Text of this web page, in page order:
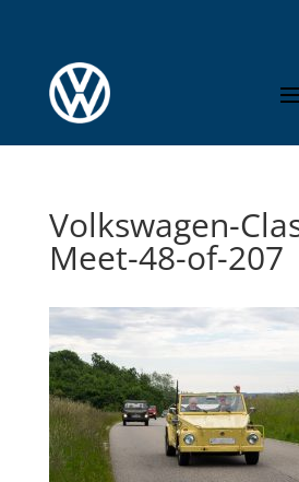
Volkswagen-
Meet-48-of-207